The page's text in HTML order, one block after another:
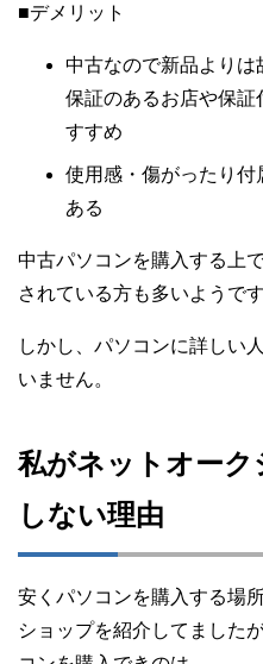
■デメリット
中古なので新品よりは
保証のあるお店や保証
すすめ
使用感・傷がったり
ある
中古パソコンを購入する上
されている方も多いようです
しかし、パソコンに詳しい
いません。
私がネットオー
しない理由
安くパソコンを購入する場
ショップを紹介してました